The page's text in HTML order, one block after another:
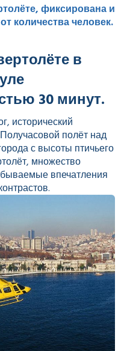
фиксирована и
количества человек.
в
30 минут.
исторический
полёт над
с высоты птичьего
множество
впечатления